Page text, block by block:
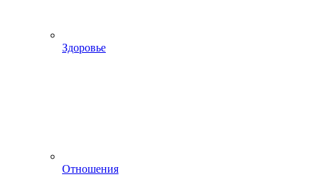
Здоровье
Отношения